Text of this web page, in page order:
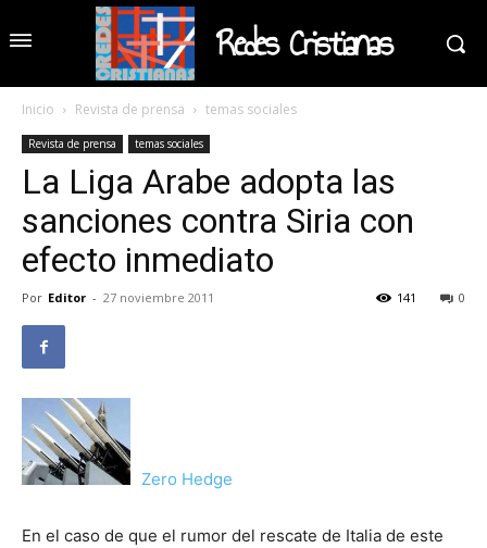
Redes Cristianas
Inicio Revista de prensa temas sociales
Revista de prensa temas sociales
La Liga Arabe adopta las
sanciones contra Siria con
efecto inmediato
Por Editor - 27 noviembre 2011 0
141
Zero Hedge
En el caso de que el rumor del rescate de Italia de este